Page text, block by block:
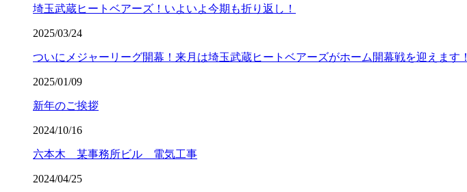
埼玉武蔵ヒートベアーズ！いよいよ今期も折り返し！
2025/03/24
ついにメジャーリーグ開幕！来月は埼玉武蔵ヒートベアーズがホーム開幕戦を迎えます！
2025/01/09
新年のご挨拶
2024/10/16
六本木 某事務所ビル 電気工事
2024/04/25